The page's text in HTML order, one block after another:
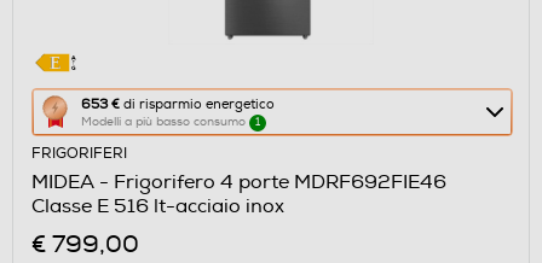
653 € di risparmio energetico
Modelli a più basso consumo 1
Questa
azione
aprirà
il
Calcolatore
di
FRIGORIFERI
MIDEA - Frigorifero 4 porte MDRF692FIE46
Classe E 516 lt-acciaio inox
€ 799,00